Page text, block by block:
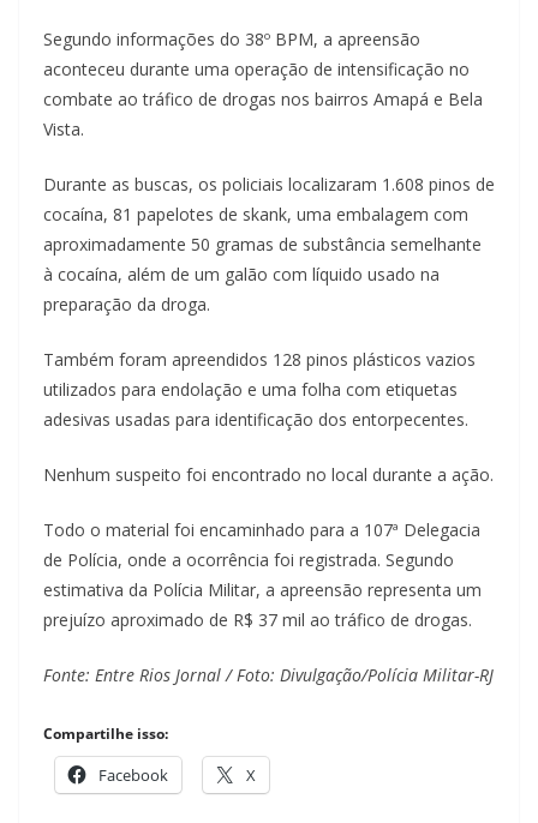
Segundo informações do 38º BPM, a apreensão
aconteceu durante uma operação de intensificação no
combate ao tráfico de drogas nos bairros Amapá e Bela
Vista.
Durante as buscas, os policiais localizaram 1.608 pinos de
cocaína, 81 papelotes de skank, uma embalagem com
aproximadamente 50 gramas de substância semelhante
à cocaína, além de um galão com líquido usado na
preparação da droga.
Também foram apreendidos 128 pinos plásticos vazios
utilizados para endolação e uma folha com etiquetas
adesivas usadas para identificação dos entorpecentes.
Nenhum suspeito foi encontrado no local durante a ação.
Todo o material foi encaminhado para a 107ª Delegacia
de Polícia, onde a ocorrência foi registrada. Segundo
estimativa da Polícia Militar, a apreensão representa um
prejuízo aproximado de R$ 37 mil ao tráfico de drogas.
Fonte: Entre Rios Jornal / Foto: Divulgação/Polícia Militar-RJ
Compartilhe isso:
Facebook X